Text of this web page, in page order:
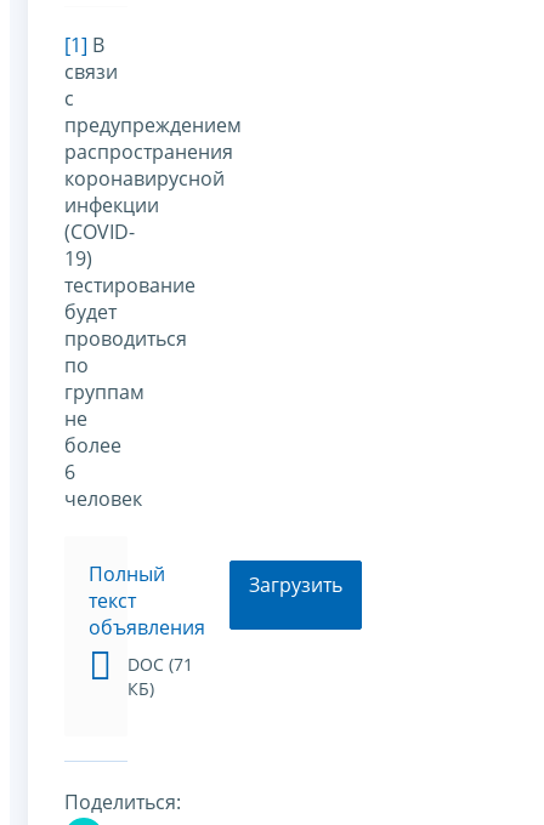
[1] В
связи
с
предупреждением
распространения
коронавирусной
инфекции
(COVID-
19)
тестирование
будет
проводиться
по
группам
не
более
6
человек
Полный
текст
объявления
DOC (71
КБ)
Загрузить
Поделиться: